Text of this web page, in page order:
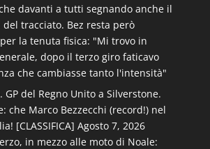
davanti a tutti segnando anche il
del tracciato. Bez resta però
la tenuta fisica: "Mi trovo in
dopo il terzo giro faticavo
che cambiasse tanto l'intensità"
GP del Regno Unito a Silverstone.
che Marco Bezzecchi (record!) nel
[CLASSIFICA] Agosto 7, 2026
in mezzo alle moto di Noale: